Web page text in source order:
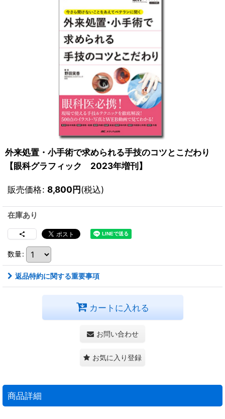
外来処置・小手術で求められる手技のコツとこだわり
【眼科グラフィック 2023年増刊】
販売価格: 8,800円(税込)
在庫あり
数量:
返品特約に関する重要事項
カートに入れる
お問い合わせ
お気に入り登録
商品詳細